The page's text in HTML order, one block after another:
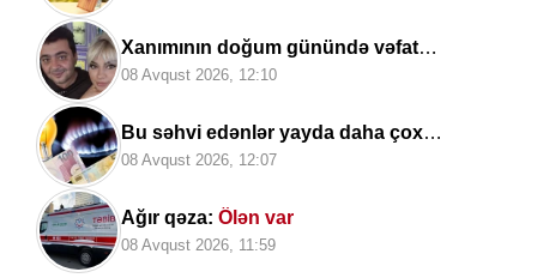
Xanımının doğum günündə vəfat
edibmiş...
08 Avqust 2026, 12:10
Bu səhvi edənlər yayda daha çox
kommunalödəniş edir
08 Avqust 2026, 12:07
Ağır qəza: Ölən var
08 Avqust 2026, 11:59